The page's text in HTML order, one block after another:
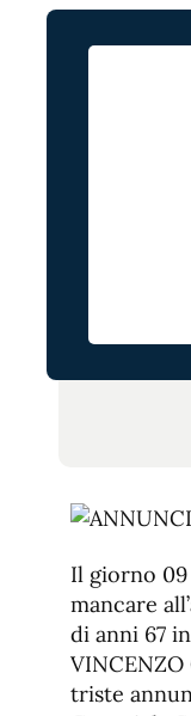
Il giorno
mancare
di anni 67
triste